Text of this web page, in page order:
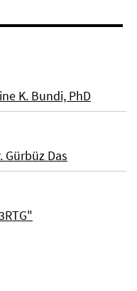
K. Bundi, PhD
Gürbüz Das